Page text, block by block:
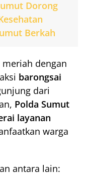
Dorong
Berkah
dengan
barongsai
dari
Polda Sumut
layanan
warga
antara lain: